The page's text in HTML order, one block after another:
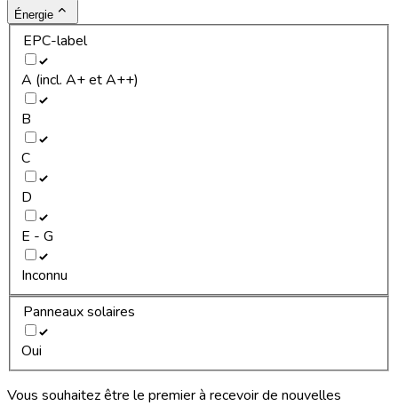
Énergie
EPC-label
A (incl. A+ et A++)
B
C
D
E - G
Inconnu
Panneaux solaires
Oui
Vous souhaitez être le premier à recevoir de nouvelles